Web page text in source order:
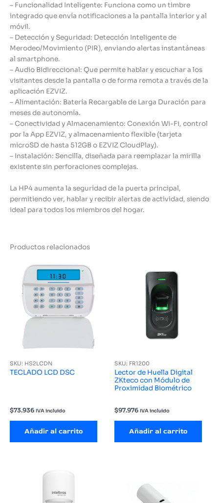
– Funcionalidad Inteligente: Funciona como un timbre
integrado que envía notificaciones a la pantalla interior y al
móvil.
– Detección y Seguridad: Detección Inteligente de
Merodeo/Movimiento (PIR), enviando alertas instantáneas
al smartphone.
– Audio Bidireccional: Que permite hablar y escuchar a los
visitantes desde la pantalla o de forma remota a través de la
aplicación EZVIZ.
– Alimentación: Batería Recargable de Larga Duración para
meses de autonomía.
– Conectividad y Almacenamiento: Conexión Wi-Fi, control
por la App EZVIZ, y almacenamiento flexible (tarjeta
microSD de hasta 512GB o EZVIZ CloudPlay).
– Instalación: Sencilla, diseñada para reemplazar la mirilla
existente sin perforaciones complejas.
La HP4 aumenta la seguridad de la puerta principal,
permitiendo ver, hablar y recibir alertas de actividad, siendo
ideal para todos los miembros del hogar.
Productos relacionados
SKU: HS2LCDN
TECLADO LCD DSC
$73.936 IVA incluido
Añadir al carrito
SKU: FR1200
Lector de Huella Digital
ZKteco con Módulo de
Proximidad Biométrico
$97.976 IVA incluido
Añadir al carrito